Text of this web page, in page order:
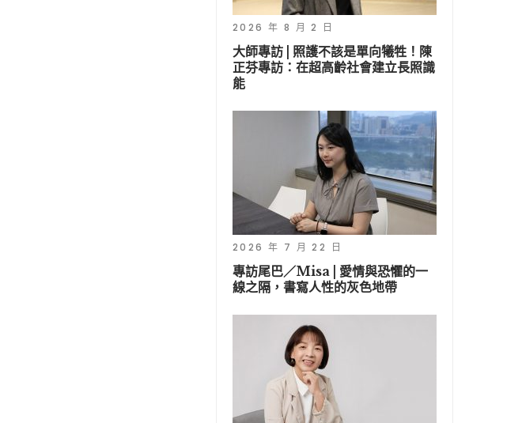
2026 年 8 月 2 日
大師專訪 | 照護不該是單向犧牲！陳
正芬專訪：在超高齡社會建立長照識
能
2026 年 7 月 22 日
專訪尾巴／Misa | 愛情與恐懼的一
線之隔，書寫人性的灰色地帶